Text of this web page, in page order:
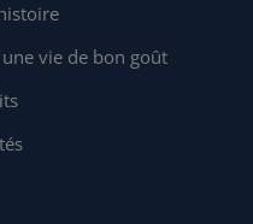
vie de bon goût